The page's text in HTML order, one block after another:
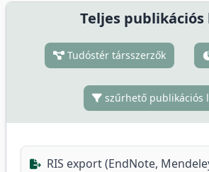
Teljes publikációs
Tudóstér társszerzők
szűrhető publikációs
RIS export (EndNote,